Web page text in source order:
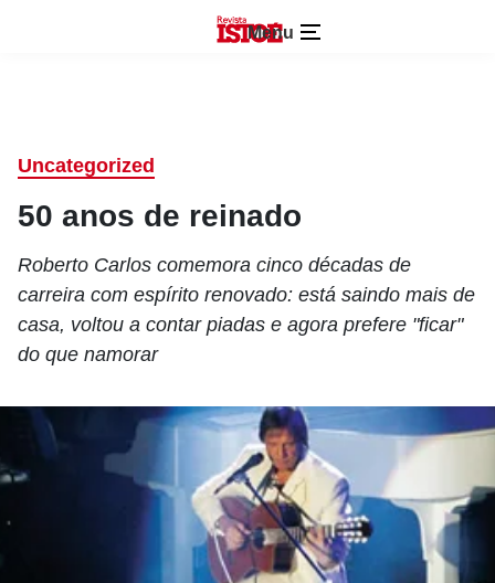
Menu
Uncategorized
50 anos de reinado
Roberto Carlos comemora cinco décadas de
carreira com espírito renovado: está saindo mais de
casa, voltou a contar piadas e agora prefere "ficar"
do que namorar